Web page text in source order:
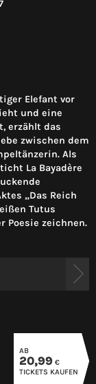
Elefant vor
und eine
erzählt das
zwischen dem
Als
La Bayadère
„Das Reich
Tutus
Poesie zeichnen.
AB
20,99 €
TICKETS KAUFEN